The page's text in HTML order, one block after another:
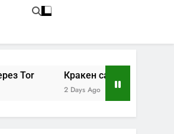
Кракен сайт kraken zerkalo — Tor и